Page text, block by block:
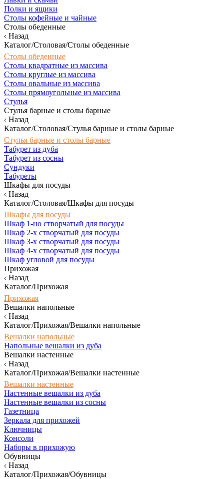
Полки и ящики
Столы кофейные и чайные
Столы обеденные
Назад
Каталог/Столовая/Столы обеденные
Столы обеденные
Столы квадратные из массива
Столы круглые из массива
Столы овальные из массива
Столы прямоугольные из массива
Стулья
Стулья барные и столы барные
Назад
Каталог/Столовая/Стулья барные и столы барные
Стулья барные и столы барные
Табурет из дуба
Табурет из сосны
Сундуки
Табуреты
Шкафы для посуды
Назад
Каталог/Столовая/Шкафы для посуды
Шкафы для посуды
Шкаф 1-но створчатый для посуды
Шкаф 2-х створчатый для посуды
Шкаф 3-х створчатый для посуды
Шкаф 4-х створчатый для посуды
Шкаф угловой для посуды
Прихожая
Назад
Каталог/Прихожая
Прихожая
Вешалки напольные
Назад
Каталог/Прихожая/Вешалки напольные
Вешалки напольные
Напольные вешалки из дуба
Вешалки настенные
Назад
Каталог/Прихожая/Вешалки настенные
Вешалки настенные
Настенные вешалки из дуба
Настенные вешалки из сосны
Газетница
Зеркала для прихожей
Ключницы
Консоли
Наборы в прихожую
Обувницы
Назад
Каталог/Прихожая/Обувницы